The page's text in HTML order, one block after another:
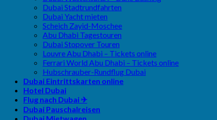
Dubai Stadtrundfahrten
Dubai Yacht mieten
Scheich Zayid-Moschee
Abu Dhabi Tagestouren
Dubai Stopover Touren
Louvre Abu Dhabi – Tickets online
Ferrari World Abu Dhabi – Tickets online
Hubschrauber-Rundflug Dubai
Dubai Eintrittskarten online
Hotel Dubai
Flug nach Dubai ✈
Dubai Pauschalreisen